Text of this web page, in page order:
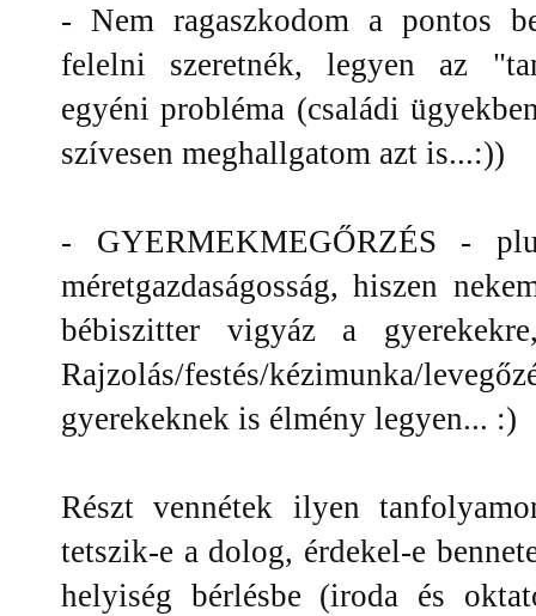
- Nem ragaszkodom a pontos
felelni szeretnék, legyen az
egyéni probléma (családi
szívesen meghallgatom azt is...:))
- GYERMEKMEGŐRZÉS -
méretgazdaságosság, hiszen
bébiszitter vigyáz a
Rajzolás/festés/kézimunka/
gyerekeknek is élmény legyen... :)
Részt vennétek ilyen
tetszik-e a dolog, érdekel-e
helyiség bérlésbe (iroda és